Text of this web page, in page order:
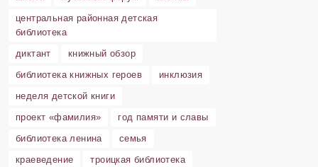
центральная районная детская
библиотека
диктант
книжный обзор
библиотека книжных героев
инклюзия
неделя детской книги
проект «фамилия»
год памяти и славы
библиотека ленина
семья
краеведение
троицкая библиотека